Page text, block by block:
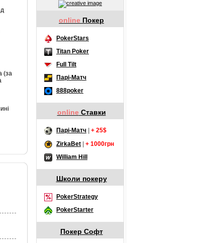
(за
online Покер
PokerStars
Titan Poker
Full Tilt
Парі-Матч
888poker
onlineСтавки
Парі-Матч
+ 25$
ZirkaBet | + 1000грн
William Hill
Школи покеру
PokerStrategy
PokerStarter
Покер Софт